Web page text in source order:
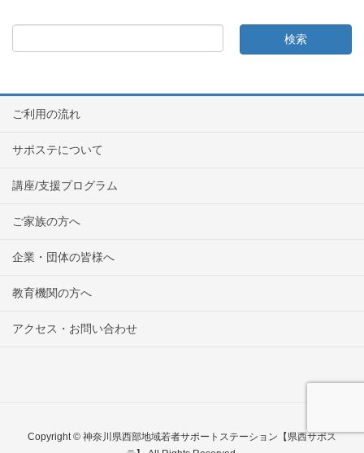
ご利用の流れ
サポステについて
講座/支援プログラム
ご家族の方へ
企業・団体の皆様へ
教育機関の方へ
アクセス・お問い合わせ
Copyright © 神奈川県西部地域若者サポートステーション【県西サポス